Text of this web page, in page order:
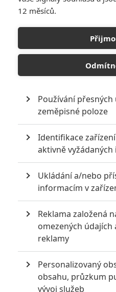
RECENZE FILMŮ
10
5
8
6
8
POSLEDNÍ
ČLÁNEK | 01.08.2026 16:40
Marvel nečekaně zrušil již
12 měsíců.
Používání přesných
zeměpisné poloze
Identifikace
aktivně
Ukládání a/nebo
informacím v
Reklama založená
omezených údajích
reklamy
Personalizovaný
obsahu, průzkum
vývoj služeb